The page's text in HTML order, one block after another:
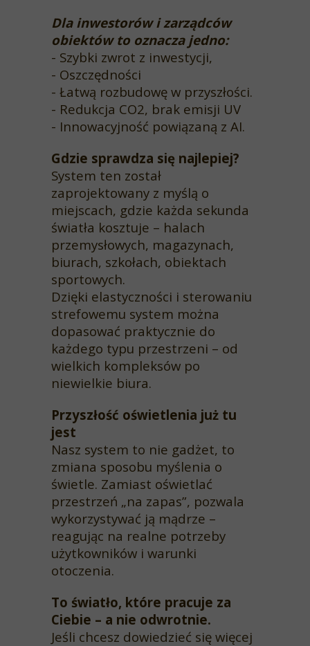
Dla inwestorów i zarządców
obiektów to oznacza jedno:
- Szybki zwrot z inwestycji,
- Oszczędności
- Łatwą rozbudowę w przyszłości.
- Redukcja CO2, brak emisji UV
- Innowacyjność powiązaną z AI.
Gdzie sprawdza się najlepiej?
System ten został
zaprojektowany z myślą o
miejscach, gdzie każda sekunda
światła kosztuje – halach
przemysłowych, magazynach,
biurach, szkołach, obiektach
sportowych.
Dzięki elastyczności i sterowaniu
strefowemu system można
dopasować praktycznie do
każdego typu przestrzeni – od
wielkich kompleksów po
niewielkie biura.
Przyszłość oświetlenia już tu
jest
Nasz system to nie gadżet, to
zmiana sposobu myślenia o
świetle. Zamiast oświetlać
przestrzeń „na zapas”, pozwala
wykorzystywać ją mądrze –
reagując na realne potrzeby
użytkowników i warunki
otoczenia.
To światło, które pracuje za
Ciebie – a nie odwrotnie.
Jeśli chcesz dowiedzieć się więcej